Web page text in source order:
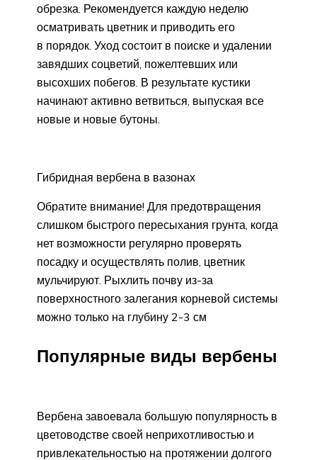
обрезка. Рекомендуется каждую неделю
осматривать цветник и приводить его
в порядок. Уход состоит в поиске и удалении
завядших соцветий, пожелтевших или
высохших побегов. В результате кустики
начинают активно ветвиться, выпуская все
новые и новые бутоны.
Гибридная вербена в вазонах
Обратите внимание! Для предотвращения
слишком быстрого пересыхания грунта, когда
нет возможности регулярно проверять
посадку и осуществлять полив, цветник
мульчируют. Рыхлить почву из-за
поверхностного залегания корневой системы
можно только на глубину 2-3 см
Популярные виды вербены
Вербена завоевала большую популярность в
цветоводстве своей неприхотливостью и
привлекательностью на протяжении долгого